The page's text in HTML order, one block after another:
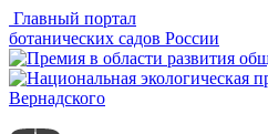
Главный портал
ботанических садов России